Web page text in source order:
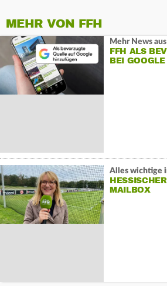
MEHR VON FFH
Mehr News
FFH ALS
BEI GOOGLE
Alles wichtige
MAILBOX